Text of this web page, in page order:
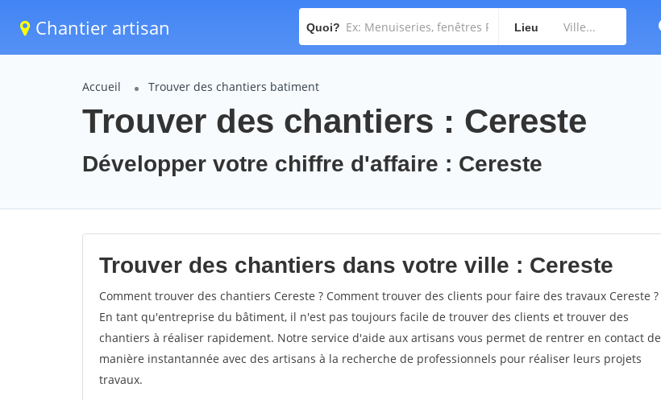
Chantier artisan Quoi? Lieu
Accueil Trouver des chantiers batiment
Trouver des chantiers : Cereste
Développer votre chiffre d'affaire : Cereste
Trouver des chantiers dans votre ville : Cereste
Comment trouver des chantiers Cereste ? Comment trouver des clients pour faire des travaux Cereste ?
En tant qu'entreprise du bâtiment, il n'est pas toujours facile de trouver des clients et trouver des
chantiers à réaliser rapidement. Notre service d'aide aux artisans vous permet de rentrer en contact de
manière instantannée avec des artisans à la recherche de professionnels pour réaliser leurs projets
travaux.